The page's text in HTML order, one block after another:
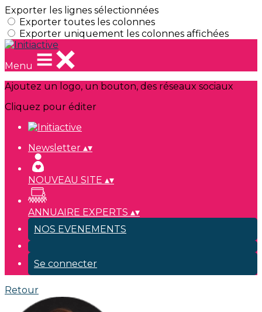
Exporter les lignes sélectionnées
Exporter toutes les colonnes
Exporter uniquement les colonnes affichées
Menu
Ajoutez un logo, un bouton, des réseaux sociaux
Cliquez pour éditer
Newsletter ▴▾
NOUVEAU SITE ▴▾
ANNUAIRE EXPERTS ▴▾
NOS EVENEMENTS
Se connecter
Retour